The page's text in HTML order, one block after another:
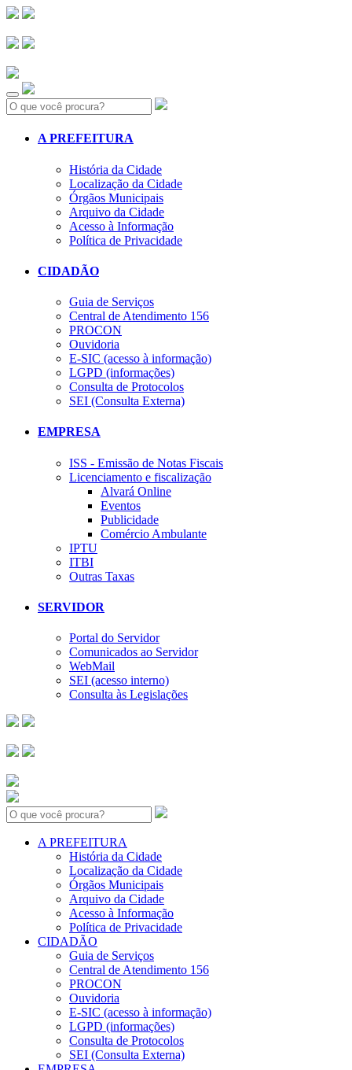
Search:
A PREFEITURA
História da Cidade
Localização da Cidade
Órgãos Municipais
Arquivo da Cidade
Acesso à Informação
Política de Privacidade
CIDADÃO
Guia de Serviços
Central de Atendimento 156
PROCON
Ouvidoria
E-SIC (acesso à informação)
LGPD (informações)
Consulta de Protocolos
SEI (Consulta Externa)
EMPRESA
ISS - Emissão de Notas Fiscais
Licenciamento e fiscalização
Alvará Online
Eventos
Publicidade
Comércio Ambulante
IPTU
ITBI
Outras Taxas
SERVIDOR
Portal do Servidor
Comunicados ao Servidor
WebMail
SEI (acesso interno)
Consulta às Legislações
Search:
A PREFEITURA
História da Cidade
Localização da Cidade
Órgãos Municipais
Arquivo da Cidade
Acesso à Informação
Política de Privacidade
CIDADÃO
Guia de Serviços
Central de Atendimento 156
PROCON
Ouvidoria
E-SIC (acesso à informação)
LGPD (informações)
Consulta de Protocolos
SEI (Consulta Externa)